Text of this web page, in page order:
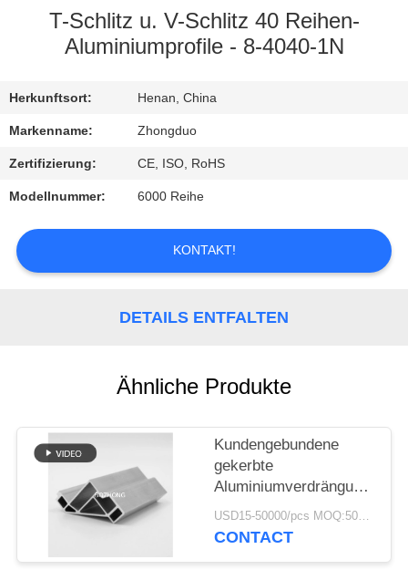
QUALITÄTSKONTROLLE
TRETEN
SIE
MIT
UNS
VERBINDUNG
FORDERN
SITEMAP
PRIVACY
T-Schlitz u. V-Schlitz 40 Reihen-
Aluminiumprofile - 8-4040-1N
Herkunftsort: Henan, China
Markenname: Zhongduo
Zertifizierung: CE, ISO, RoHS
Modellnummer: 6000 Reihe
KONTAKT!
DETAILS ENTFALTEN
Ähnliche Produkte
Kundengebundene
gekerbte
Aluminiumverdrängung
profiliert 8 - 4040R für
Struktur-Rahmen
USD15-50000/pcs MOQ:500kg
CONTACT